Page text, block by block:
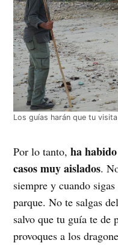
Los guías harán que tu
Por lo tanto,ha
casos muy aislados.
siempre y cuando
parque. No te salgas
salvo que tu guía te de
provoques a los